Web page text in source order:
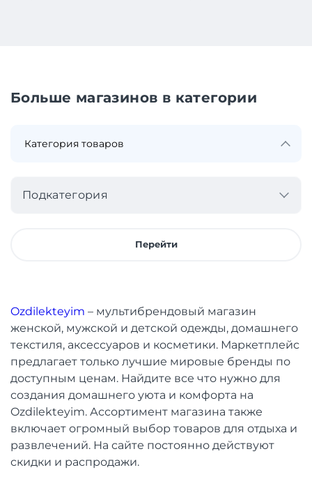
Больше магазинов в категории
Подкатегория
Перейти
Ozdilekteyim – мультибрендовый магазин
женской, мужской и детской одежды, домашнего
текстиля, аксессуаров и косметики. Маркетплейс
предлагает только лучшие мировые бренды по
доступным ценам. Найдите все что нужно для
создания домашнего уюта и комфорта на
Ozdilekteyim. Ассортимент магазина также
включает огромный выбор товаров для отдыха и
развлечений. На сайте постоянно действуют
скидки и распродажи.